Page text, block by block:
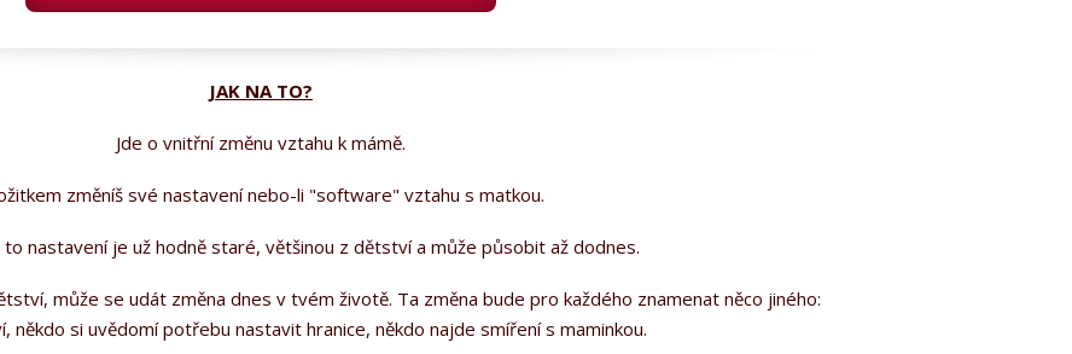
JAK NA TO?
Jde o vnitřní změnu vztahu k mámě.
změníš své nastavení nebo-li "software" vztahu s matkou.
nastavení je už hodně staré, většinou z dětství a může působit až dodnes.
může se udát změna dnes v tvém životě. Ta změna bude pro každého znamenat něco jiného:
někdo si uvědomí potřebu nastavit hranice, někdo najde smíření s maminkou.